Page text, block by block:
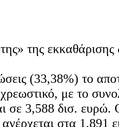
της εκκαθάρισης
(33,38%) το
με το
σε 3,588 δισ. ευρώ.
ανέρχεται στα